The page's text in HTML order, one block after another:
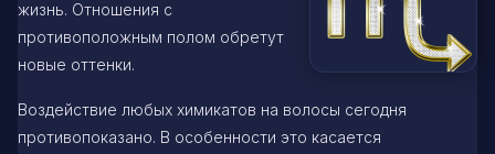
жизнь. Отношения с
противоположным полом обретут
новые оттенки.
Воздействие любых химикатов на волосы сегодня
противопоказано. В особенности это касается